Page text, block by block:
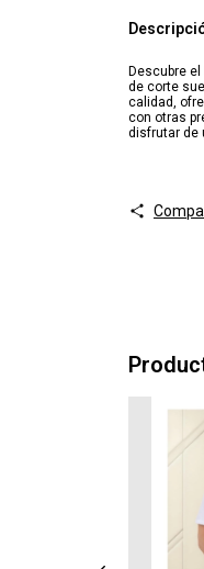
Descubre
de corte
calidad,
con otras
disfrutar de